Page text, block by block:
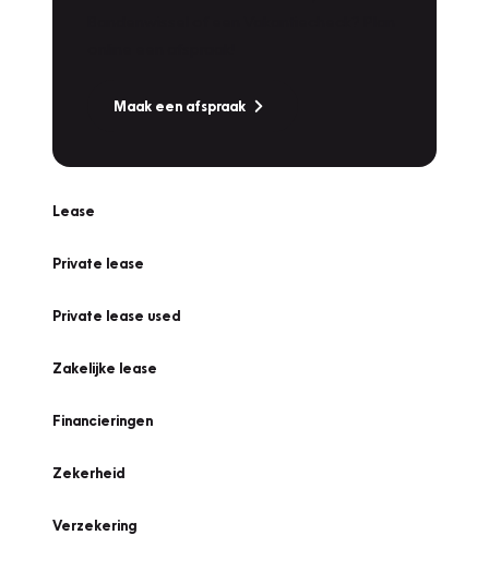
Maak een afspraak
Lease
Private lease
Private lease used
Zakelijke lease
Financieringen
Zekerheid
Verzekering